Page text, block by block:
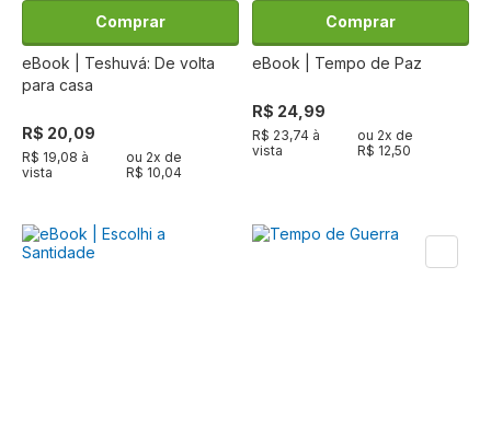
Comprar
eBook | Teshuvá: De volta
para casa
R$ 20,09
R$ 19,08 à
vista
ou 2x de
R$ 10,04
Comprar
eBook | Tempo de Paz
R$ 24,99
R$ 23,74 à
vista
ou 2x de
R$ 12,50